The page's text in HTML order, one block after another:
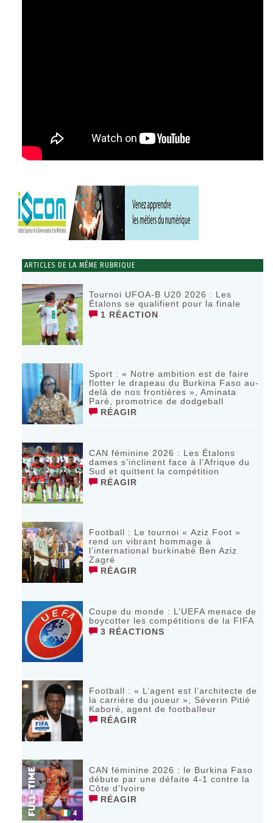
ARTICLES DE LA MÊME RUBRIQUE
Tournoi UFOA-B U20 2026 : Les
Étalons se qualifient pour la finale
1 RÉACTION
Sport : « Notre ambition est de faire
flotter le drapeau du Burkina Faso au-
delà de nos frontières », Aminata
Paré, promotrice de dodgeball
RÉAGIR
CAN féminine 2026 : Les Étalons
dames s’inclinent face à l’Afrique du
Sud et quittent la compétition
RÉAGIR
Football : Le tournoi « Aziz Foot »
rend un vibrant hommage à
l’international burkinabè Ben Aziz
Zagré
RÉAGIR
Coupe du monde : L’UEFA menace de
boycotter les compétitions de la FIFA
3 RÉACTIONS
Football : « L’agent est l’architecte de
la carrière du joueur », Séverin Pitié
Kaboré, agent de footballeur
RÉAGIR
CAN féminine 2026 : le Burkina Faso
débute par une défaite 4-1 contre la
Côte d’Ivoire
RÉAGIR